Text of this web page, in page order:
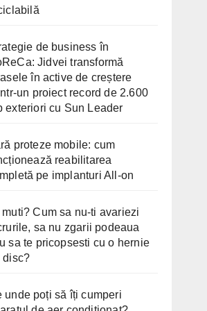
de business în
Jidvei transformă
în active de creștere
un proiect record de 2.600
exteriori cu Sun Leader
proteze mobile: cum
reabilitarea
pe implanturi All-on
muti? Cum sa nu-ti avariezi
sa nu zgarii podeaua
sa te pricopsesti cu o hernie
disc?
unde poți să îți cumperi